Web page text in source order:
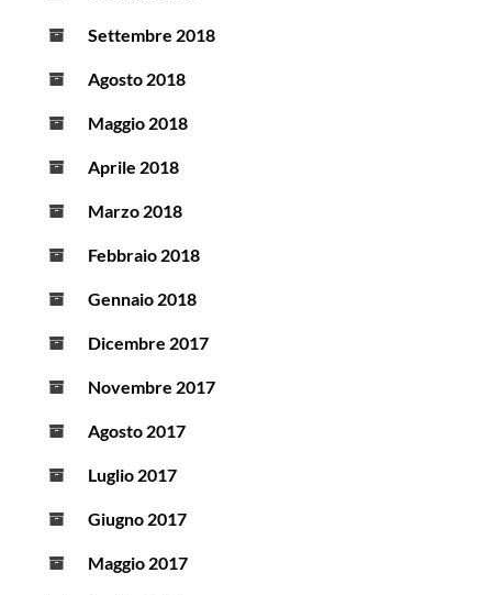
Settembre 2018
Agosto 2018
Maggio 2018
Aprile 2018
Marzo 2018
Febbraio 2018
Gennaio 2018
Dicembre 2017
Novembre 2017
Agosto 2017
Luglio 2017
Giugno 2017
Maggio 2017